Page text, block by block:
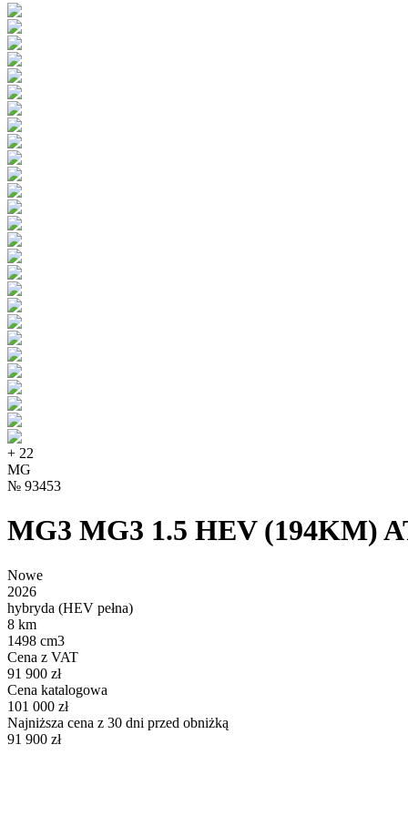
+ 22
MG
№ 93453
MG3 MG3 1.5 HEV (194KM)
Nowe
2026
hybryda (HEV pełna)
8 km
1498 cm3
Cena z VAT
91 900 zł
Cena katalogowa
101 000 zł
Najniższa cena z 30 dni przed obniżką
91 900 zł